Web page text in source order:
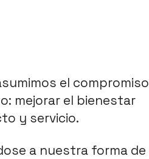
el compromiso
mejorar el bienestar
y servicio.
a nuestra forma de